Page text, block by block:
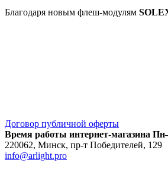
Благодаря новым флеш-модулям
Договор публичной оферты
Время работы интернет-магазина
220062, Минск, пр-т Победителей, 129
info@arlight.pro